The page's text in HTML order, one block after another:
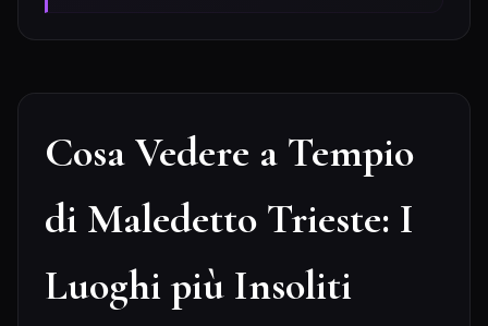
Cosa Vedere a Tempio
di Maledetto Trieste: I
Luoghi più Insoliti